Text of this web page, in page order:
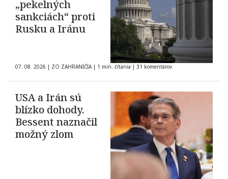
„pekelných
sankciách“ proti
Rusku a Iránu
07. 08. 2026 | ZO ZAHRANIČIA | 1 min. čítania | 31 komentárov
USA a Irán sú
blízko dohody.
Bessent naznačil
možný zlom